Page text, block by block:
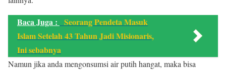
Baca Juga :
Seorang Pendeta Masuk
Islam Setelah 43 Tahun Jadi Misionaris,
Ini sebabnya
Namun jika anda mengonsumsi air putih hangat, maka bisa